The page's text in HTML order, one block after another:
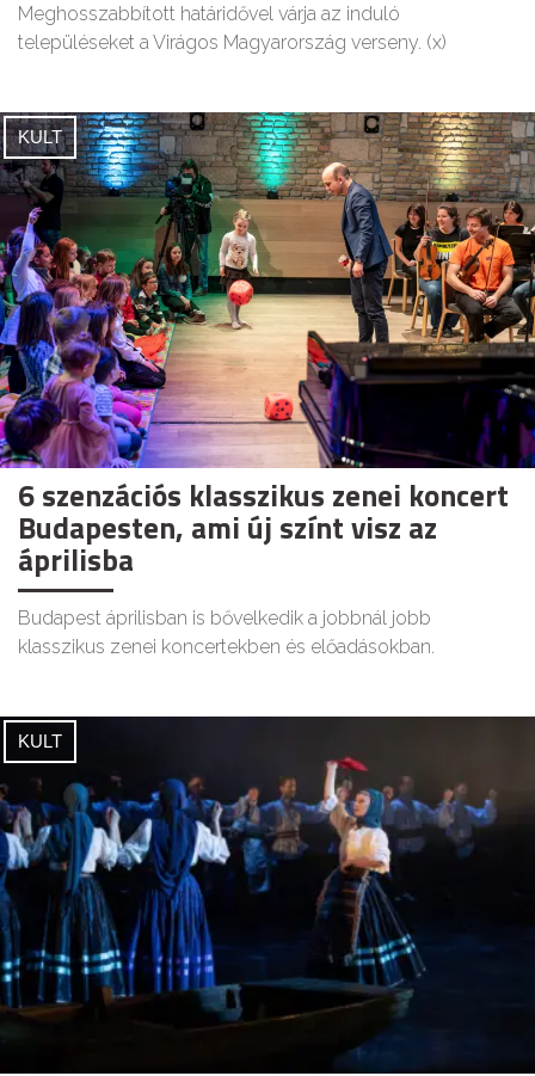
Meghosszabbított határidővel várja az induló
településeket a Virágos Magyarország verseny. (x)
KULT
6 szenzációs klasszikus zenei koncert
Budapesten, ami új színt visz az
áprilisba
Budapest áprilisban is bővelkedik a jobbnál jobb
klasszikus zenei koncertekben és előadásokban.
KULT